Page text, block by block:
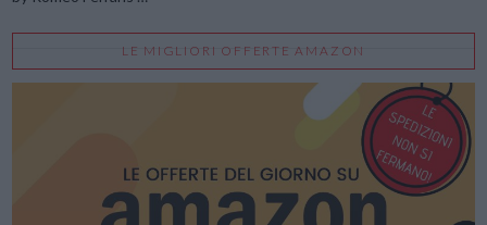
VIEW POST
LE MIGLIORI OFFERTE AMAZON